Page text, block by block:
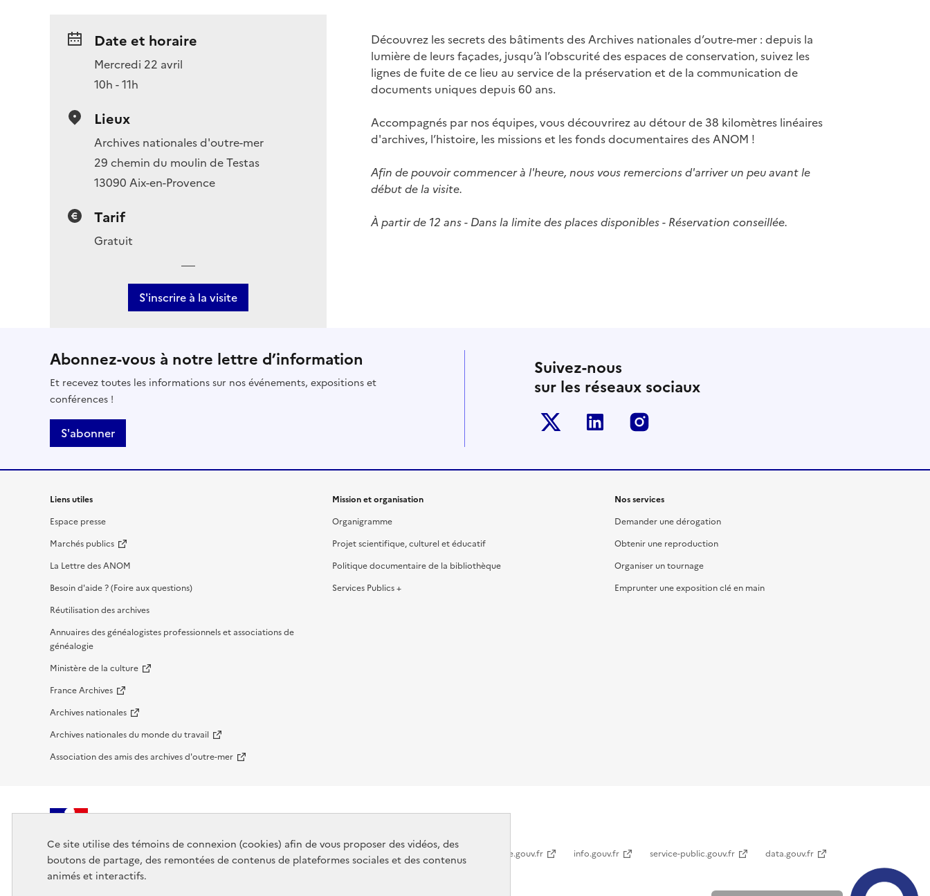
Date et horaire
Mercredi 22 avril
10h - 11h
Lieux
Archives nationales d'outre-mer
29 chemin du moulin de Testas
13090 Aix-en-Provence
Tarif
Gratuit
S'inscrire à la visite
Découvrez les secrets des bâtiments des Archives nationales d’outre-mer : depuis la
lumière de leurs façades, jusqu’à l’obscurité des espaces de conservation, suivez les
lignes de fuite de ce lieu au service de la préservation et de la communication de
documents uniques depuis 60 ans.
Accompagnés par nos équipes, vous découvrirez au détour de 38 kilomètres linéaires
d'archives, l’histoire, les missions et les fonds documentaires des ANOM !
Afin de pouvoir commencer à l'heure, nous vous remercions d'arriver un peu avant le
début de la visite.
À partir de 12 ans - Dans la limite des places disponibles - Réservation conseillée.
Abonnez-vous à notre lettre d’information
Et recevez toutes les informations sur nos événements, expositions et
conférences !
S'abonner
Suivez-nous
sur les réseaux sociaux
twitter-x linkedin
Liens utiles
Espace presse
Marchés publics
La Lettre des ANOM
Besoin d'aide ? (Foire aux questions)
Réutilisation des archives
Annuaires des généalogistes professionnels et associations de
généalogie
Ministère de la culture
France Archives
Archives nationales
Archives nationales du monde du travail
Association des amis des archives d'outre-mer
Mission et organisation
Organigramme
Projet scientifique, culturel et éducatif
Politique documentaire de la bibliothèque
Services Publics +
Nos services
Demander une dérogation
Obtenir une reproduction
Organiser un tournage
Emprunter une exposition clé en main
FRANÇAISE legifrance.gouv.fr info.gouv.fr service-public.gouv.fr data.gouv.fr
Ce site utilise des témoins de connexion (cookies) afin de vous proposer des vidéos, des
boutons de partage, des remontées de contenus de plateformes sociales et des contenus
animés et interactifs.